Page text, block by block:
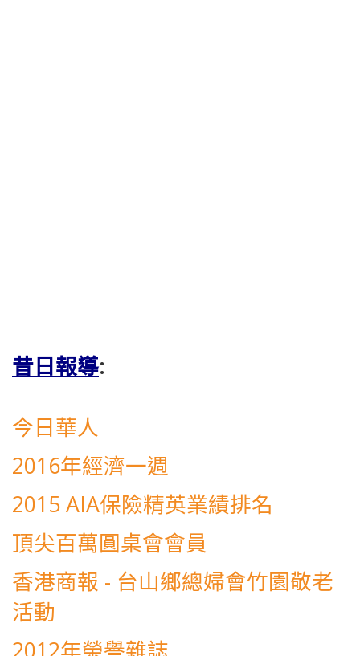
昔日報導:
今日華人
2016年經濟一週
2015 AIA保險精英業績排名
頂尖百萬圓桌會會員
香港商報 - 台山鄉總婦會竹園敬老
活動